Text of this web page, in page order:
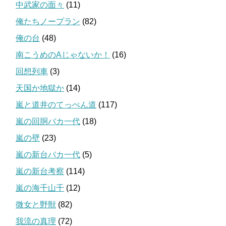
中武家の面々 (11)
俺たちノープラン (82)
俺の台 (48)
南こうめのAじゃないか！
(16)
回想列車 (3)
天国か地獄か (14)
嵐と道井のてっぺん道 (117)
嵐の回胴バカ一代 (18)
嵐の壁 (23)
嵐の新台バカ一代 (5)
嵐の新台考察 (114)
嵐の海千山千 (12)
微女と野獣 (82)
我流の真理 (72)